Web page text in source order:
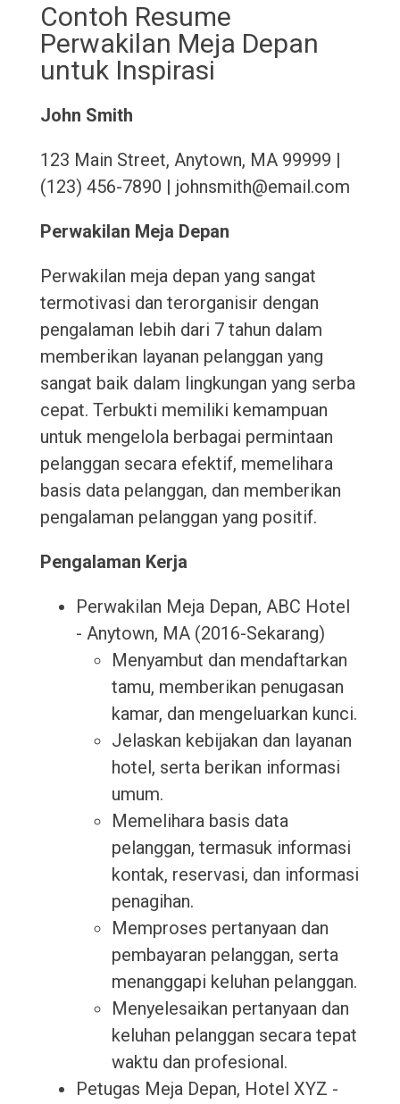
Contoh Resume
Perwakilan Meja Depan
untuk Inspirasi
John Smith
123 Main Street, Anytown, MA 99999 |
(123) 456-7890 | johnsmith@email.com
Perwakilan Meja Depan
Perwakilan meja depan yang sangat
termotivasi dan terorganisir dengan
pengalaman lebih dari 7 tahun dalam
memberikan layanan pelanggan yang
sangat baik dalam lingkungan yang serba
cepat. Terbukti memiliki kemampuan
untuk mengelola berbagai permintaan
pelanggan secara efektif, memelihara
basis data pelanggan, dan memberikan
pengalaman pelanggan yang positif.
Pengalaman Kerja
Perwakilan Meja Depan, ABC Hotel
- Anytown, MA (2016-Sekarang)
Menyambut dan mendaftarkan
tamu, memberikan penugasan
kamar, dan mengeluarkan kunci.
Jelaskan kebijakan dan layanan
hotel, serta berikan informasi
umum.
Memelihara basis data
pelanggan, termasuk informasi
kontak, reservasi, dan informasi
penagihan.
Memproses pertanyaan dan
pembayaran pelanggan, serta
menanggapi keluhan pelanggan.
Menyelesaikan pertanyaan dan
keluhan pelanggan secara tepat
waktu dan profesional.
Petugas Meja Depan, Hotel XYZ -